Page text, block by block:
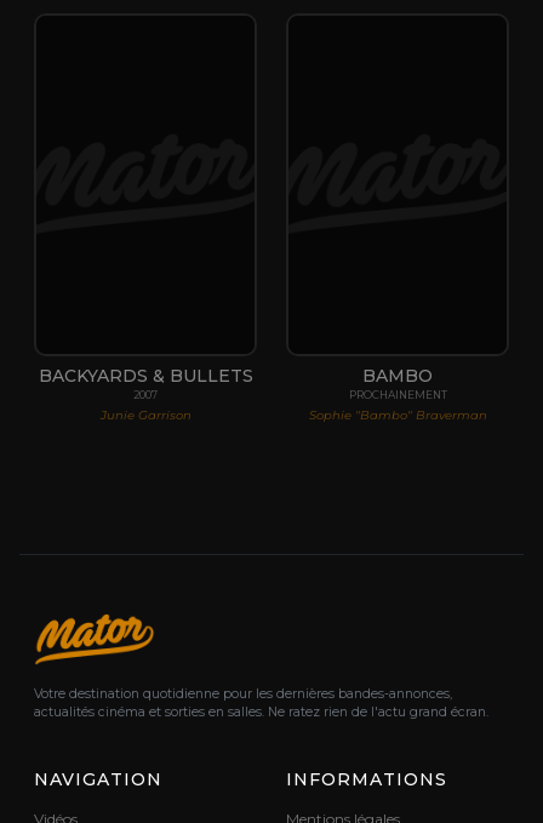
BACKYARDS & BULLETS
2007
Junie Garrison
BAMBO
PROCHAINEMENT
Sophie "Bambo" Braverman
Votre destination quotidienne pour les dernières bandes-annonces,
actualités cinéma et sorties en salles. Ne ratez rien de l'actu grand écran.
NAVIGATION
Vidéos
INFORMATIONS
Mentions légales